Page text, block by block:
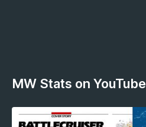
MW Stats on YouTube